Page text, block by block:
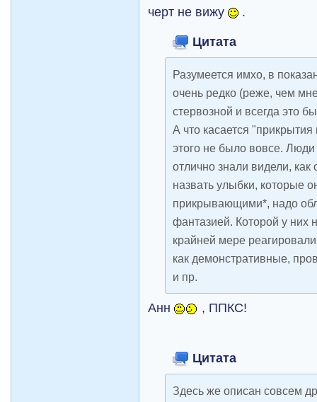
черт не вижу
.
Цитата
Разумеется имхо, в
очень редко (реже, чем
стервозной и всегда это
А что касается
этого не было вовсе.
отлично знали видели,
назвать улыбки, которые
прикрывающими*, надо
фантазией. Которой у них
крайней мере
как демонстративные,
и пр.
Анн , ППКС!
Цитата
Здесь же описан совсем